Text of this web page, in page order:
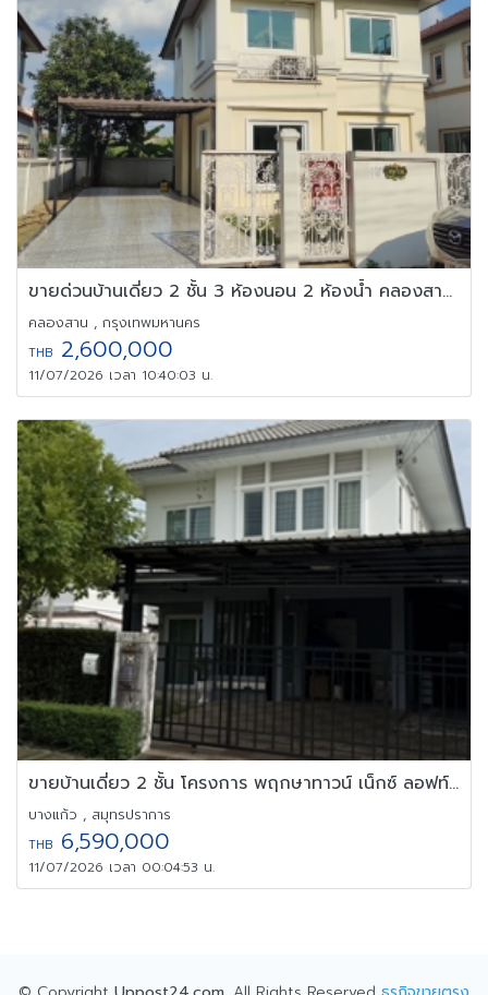
ขายด่วนบ้านเดี่ยว 2 ชั้น 3 ห้องนอน 2 ห้องน้ำ คลองสามวาตะวันออก
คลองสาน , กรุงเทพมหานคร
THB 2,600,000
11/07/2026 เวลา 10:40:03 น.
ขายบ้านเดี่ยว 2 ชั้น โครงการ พฤกษาทาวน์ เน็กซ์ ลอฟท์ บางนา กม.5
บางแก้ว , สมุทรปราการ
THB 6,590,000
11/07/2026 เวลา 00:04:53 น.